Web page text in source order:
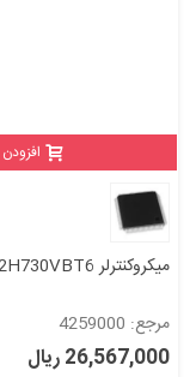
میکروکنترلر STM32H730VBT6 - اورجینال-New and original+گارانتی
مرجع: 4259000
26,567,000 ریال